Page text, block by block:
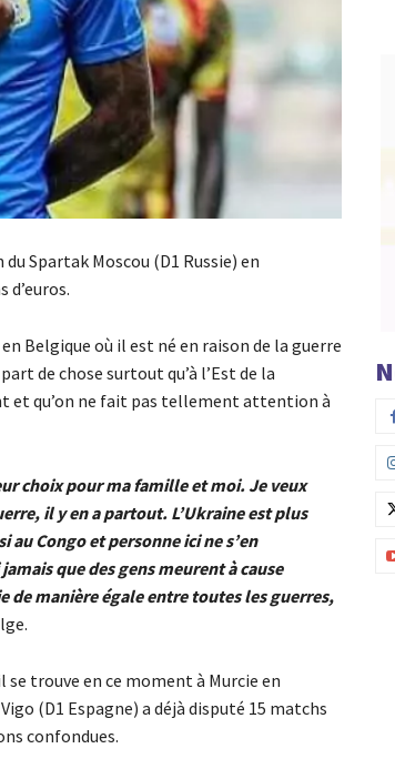
Spartak Moscou (D1 Russie) en
d’euros.
Belgique où il est né en raison de la guerre
de chose surtout qu’à l’Est de la
et qu’on ne fait pas tellement attention à
choix pour ma famille et moi. Je veux
il y en a partout. L’Ukraine est plus
Congo et personne ici ne s’en
que des gens meurent à cause
de manière égale entre toutes les guerres,
trouve en ce moment à Murcie en
(D1 Espagne) a déjà disputé 15 matchs
confondues.